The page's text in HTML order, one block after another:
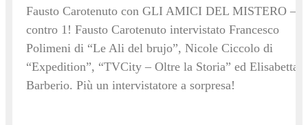
Fausto Carotenuto con GLI AMICI DEL MISTERO – 4
contro 1! Fausto Carotenuto intervistato Francesco
Polimeni di “Le Ali del brujo”, Nicole Ciccolo di
“Expedition”, “TVCity – Oltre la Storia” ed Elisabetta
Barberio. Più un intervistatore a sorpresa!